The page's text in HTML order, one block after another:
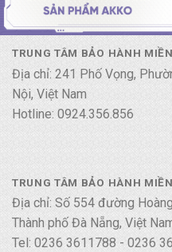
TRUNG TÂM BẢO HÀNH
Địa chỉ: 241 Phố Vọng,
Nội, Việt Nam
Hotline: 0924.356.856
TRUNG TÂM BẢO HÀNH
Địa chỉ: Số 554 đường
Thành phố Đà Nẵng, Việt
Tel: 0236 3611788 - 0236